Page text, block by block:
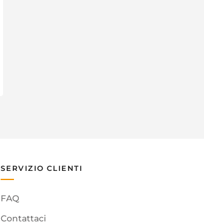
SERVIZIO CLIENTI
FAQ
Contattaci